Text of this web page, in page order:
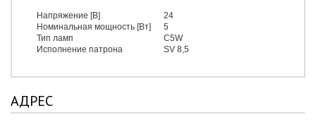
Напряжение [В]
24
Номинальная мощность [Вт]
5
Тип ламп
C5W
Исполнение патрона
SV 8,5
АДРЕС